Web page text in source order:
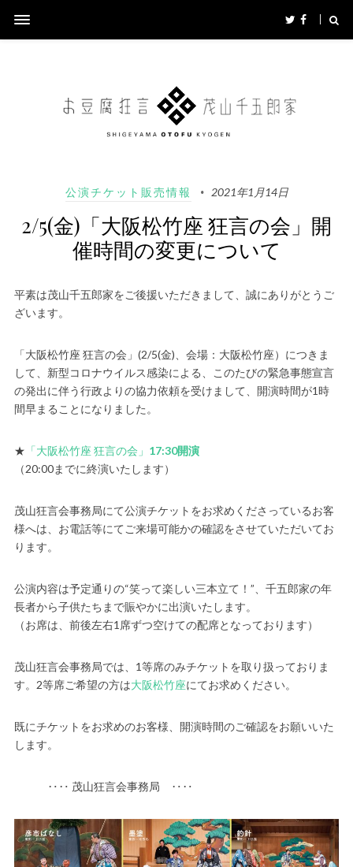
公演チケット販売情報 2021年1月14日
2/5(金)「大阪松竹座 狂言の会」開
催時間の変更について
平素は茂山千五郎家をご後援いただきまして、誠にありがとうご
ざいます。
「大阪松竹座 狂言の会」(2/5(金)、会場：大阪松竹座）につきま
して、新型コロナウイルス感染による、このたびの緊急事態宣言
の発出に伴う行政よりの協力依頼を受けまして、開演時間が1時
間早まることになりました。
★ 「大阪松竹座 狂言の会」 17:30開演
（20:00までに終演いたします）
茂山狂言会事務局にて公演チケットをお求めくださっているお客
様へは、お電話等にてご来場可能かの確認をさせていただいてお
ります。
公演内容は予定通りの“笑って楽しい三本立て！”、千五郎家の年
長者から子供たちまで賑やかに出演いたします。
（お席は、前後左右1席ずつ空けての配席となっております）
茂山狂言会事務局では、1等席のみチケットを取り扱っておりま
す。2等席ご希望の方は大阪松竹座にてお求めください。
既にチケットをお求めのお客様、開演時間のご確認をお願いいた
します。
‥‥ 茂山狂言会事務局 ‥‥